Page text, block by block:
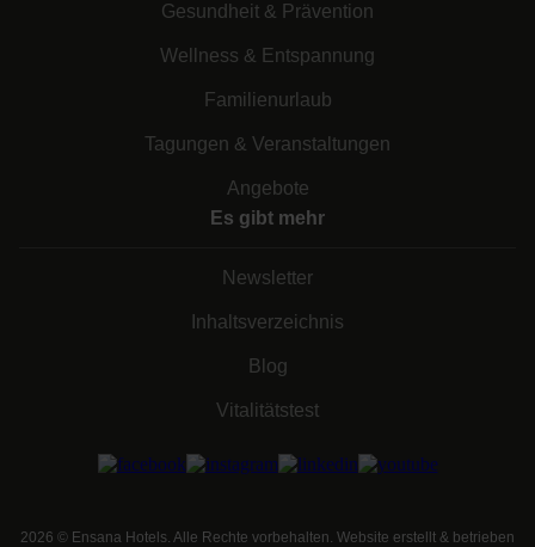
Gesundheit & Prävention
Wellness & Entspannung
Familienurlaub
Tagungen & Veranstaltungen
Angebote
Es gibt mehr
Newsletter
Inhaltsverzeichnis
Blog
Vitalitätstest
2026 © Ensana Hotels. Alle Rechte vorbehalten. Website erstellt & betrieben